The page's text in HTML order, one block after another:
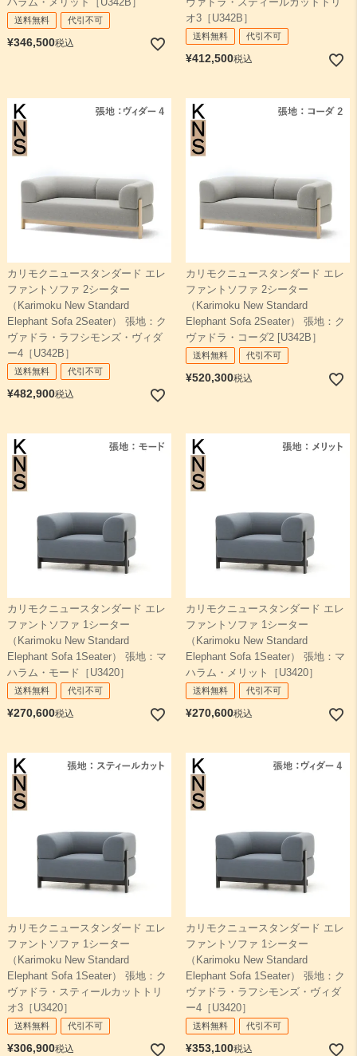
ハラム・メリット［U342B］
送料無料 代引不可
¥346,500税込
ヴァドラ・スティールカットトリ
オ3［U342B］
送料無料 代引不可
¥412,500税込
カリモクニュースタンダード エレ
ファントソファ 2シーター
（Karimoku New Standard
Elephant Sofa 2Seater） 張地：ク
ヴァドラ・ラフシモンズ・ヴィダ
ー4［U342B］
送料無料 代引不可
¥482,900税込
カリモクニュースタンダード エレ
ファントソファ 2シーター
（Karimoku New Standard
Elephant Sofa 2Seater） 張地：ク
ヴァドラ・コーダ2 [U342B］
送料無料 代引不可
¥520,300税込
カリモクニュースタンダード エレ
ファントソファ 1シーター
（Karimoku New Standard
Elephant Sofa 1Seater） 張地：マ
ハラム・モード［U3420］
送料無料 代引不可
¥270,600税込
カリモクニュースタンダード エレ
ファントソファ 1シーター
（Karimoku New Standard
Elephant Sofa 1Seater） 張地：マ
ハラム・メリット［U3420］
送料無料 代引不可
¥270,600税込
カリモクニュースタンダード エレ
ファントソファ 1シーター
（Karimoku New Standard
Elephant Sofa 1Seater） 張地：ク
ヴァドラ・スティールカットトリ
オ3［U3420］
送料無料 代引不可
¥306,900税込
カリモクニュースタンダード エレ
ファントソファ 1シーター
（Karimoku New Standard
Elephant Sofa 1Seater） 張地：ク
ヴァドラ・ラフシモンズ・ヴィダ
ー4［U3420］
送料無料 代引不可
¥353,100税込